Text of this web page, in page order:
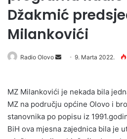
Džakmić
Milankovići
Radio Olovo
Send9. Marta 2022.
MZ Milankovići je nekada bila
MZ na području općine Olovo i
stanovnika po popisu iz
BiH ova mjesna zajednica bila je